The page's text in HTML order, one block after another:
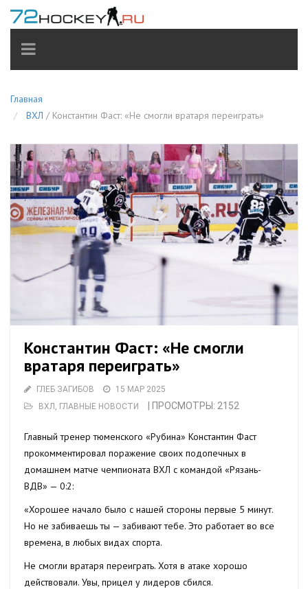
TOGGLE
NAVIGATION
Главная
ВХЛ / Константин Фаст: «Не смогли вратаря переиграть»
Константин Фаст: «Не смогли
вратаря переиграть»
ГЛЕБ ЗАГИБОВ
15 МАР 2025
ВХЛ , ГЛАВНЫЕ НОВОСТИ | ПРОСМОТРЫ: 2152
Главный тренер тюменского «Рубина» Константин Фаст
прокомментировал поражение своих подопечных в
домашнем матче чемпионата ВХЛ с командой «Рязань-
ВДВ» — 0:2:
«Хорошее начало было с нашей стороны первые 5 минут.
Но не забиваешь ты — забивают тебе. Это работает во все
времена, в любых видах спорта.
Не смогли вратаря переиграть. Хотя в атаке хорошо
действовали. Увы, прицел у лидеров сбился.